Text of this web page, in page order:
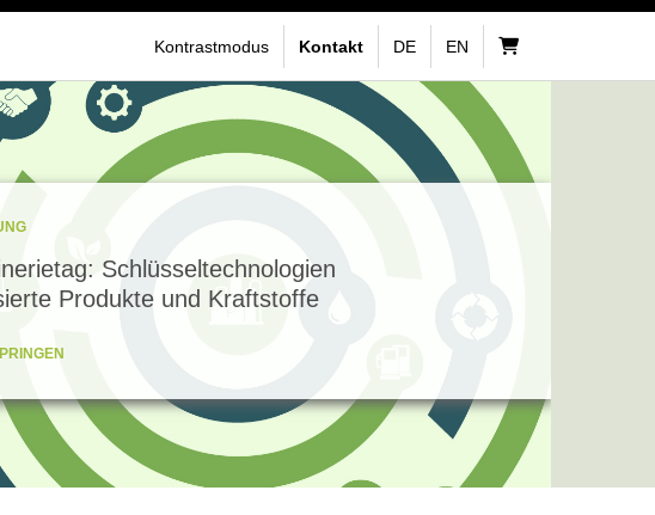
Kontrastmodus Kontakt DE EN
Schlüsseltechnologien
Produkte und Kraftstoffe